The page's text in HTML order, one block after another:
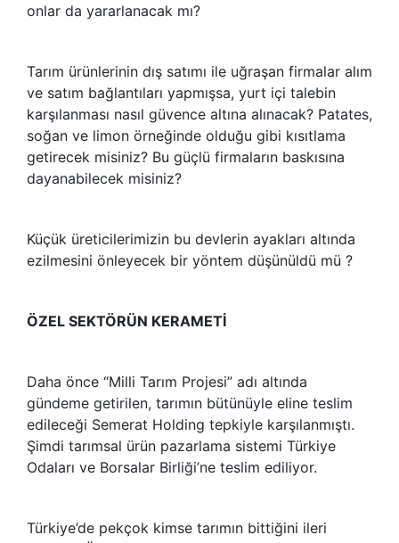
onlar da yararlanacak mı?
Tarım ürünlerinin dış satımı ile uğraşan firmalar alım
ve satım bağlantıları yapmışsa, yurt içi talebin
karşılanması nasıl güvence altına alınacak? Patates,
soğan ve limon örneğinde olduğu gibi kısıtlama
getirecek misiniz? Bu güçlü firmaların baskısına
dayanabilecek misiniz?
Küçük üreticilerimizin bu devlerin ayakları altında
ezilmesini önleyecek bir yöntem düşünüldü mü ?
ÖZEL SEKTÖRÜN KERAMETİ
Daha önce “Milli Tarım Projesi” adı altında
gündeme getirilen, tarımın bütünüyle eline teslim
edileceği Semerat Holding tepkiyle karşılanmıştı.
Şimdi tarımsal ürün pazarlama sistemi Türkiye
Odaları ve Borsalar Birliği’ne teslim ediliyor.
Türkiye’de pekçok kimse tarımın bittiğini ileri